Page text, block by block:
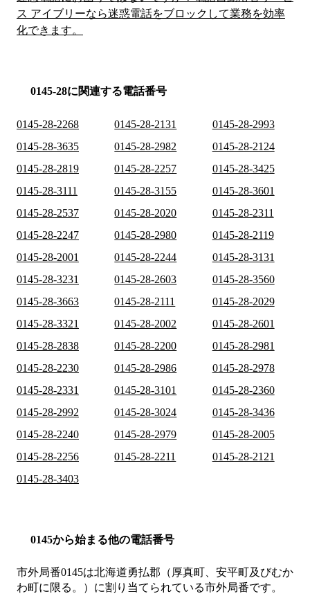
ス アイブリーなら迷惑電話をブロックして業務を効率
化できます。
0145-28に関連する電話番号
0145-28-2268 0145-28-2131
0145-28-2993
0145-28-3635
0145-28-2982
0145-28-2124
0145-28-2819
0145-28-2257
0145-28-3425
0145-28-3111
0145-28-3155
0145-28-3601
0145-28-2537
0145-28-2020
0145-28-2311
0145-28-2247
0145-28-2980
0145-28-2119
0145-28-2001
0145-28-2244
0145-28-3131
0145-28-3231
0145-28-2603
0145-28-3560
0145-28-3663
0145-28-2111
0145-28-2029
0145-28-3321
0145-28-2002
0145-28-2601
0145-28-2838
0145-28-2200
0145-28-2981
0145-28-2230
0145-28-2986
0145-28-2978
0145-28-2331
0145-28-3101
0145-28-2360
0145-28-2992
0145-28-3024
0145-28-3436
0145-28-2240
0145-28-2979
0145-28-2005
0145-28-2256
0145-28-2211
0145-28-2121
0145-28-3403
0145から始まる他の電話番号
市外局番0145は北海道勇払郡（厚真町、安平町及びむか
わ町に限る。） に割り当てられている市外局番です。